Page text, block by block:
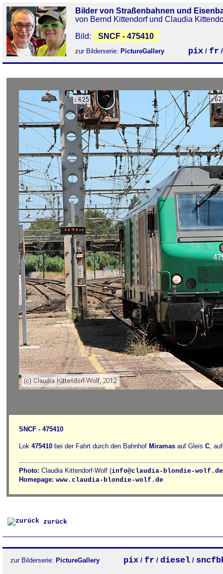
Bilder von Straßenbahnen und
von Bernd Kittendorf und Claudia
Bild:
SNCF - 475410
zur Bilderserie: PictureGallery pix / fr
SNCF - 475410
Lok 475410 bei der Fahrt durch den Bahnhof Miramas auf Gleis C,
Photo: Claudia Kittendorf-Wolf (info@claudia-blondie-wolf.de
Homepage: www.claudia-blondie-wolf.de
zurück
zur Bilderserie: PictureGallery pix / fr / diesel /